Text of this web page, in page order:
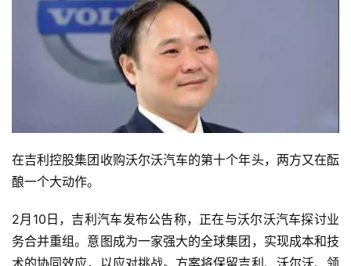
在吉利控股集团收购沃尔沃汽车的第十个年头，两方又在酝
酿一个大动作。
2月10日，吉利汽车发布公告称，正在与沃尔沃汽车探讨业
务合并重组。意图成为一家强大的全球集团，实现成本和技